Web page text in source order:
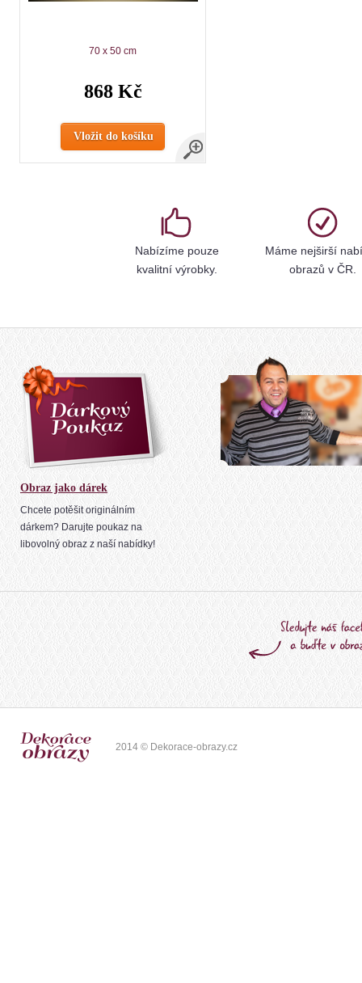
70 x 50 cm
868 Kč
Vložit do košíku
Nabízíme pouze
kvalitní výrobky.
Máme nejširší
obrazů v ČR.
Obraz jako dárek
Chcete potěšit originálním
dárkem? Darujte poukaz na
libovolný obraz z naší nabídky!
2014 © Dekorace-obrazy.cz